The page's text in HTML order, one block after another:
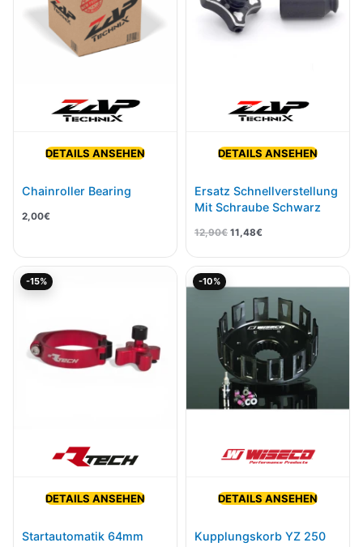
DETAILS ANSEHEN
Chainroller Bearing
2,00€
DETAILS ANSEHEN
Ersatz Schnellverstellung
Mit Schraube Schwarz
12,90€ 11,48€
-15%
DETAILS ANSEHEN
Startautomatik 64mm
-10%
DETAILS ANSEHEN
Kupplungskorb YZ 250
Preis
war:
362,28€
Preis
ist:
326,06€.